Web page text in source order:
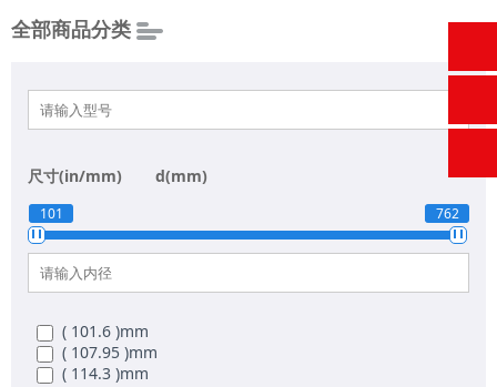
全部商品分类
尺寸(in/mm) d(mm)
101 762
( 101.6 )mm
( 107.95 )mm
( 114.3 )mm